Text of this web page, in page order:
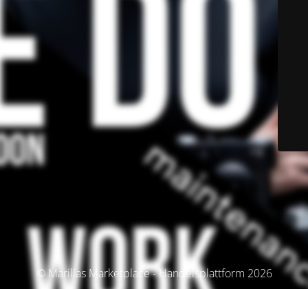
© Marillas Marketplace - Handelsplattform 2026